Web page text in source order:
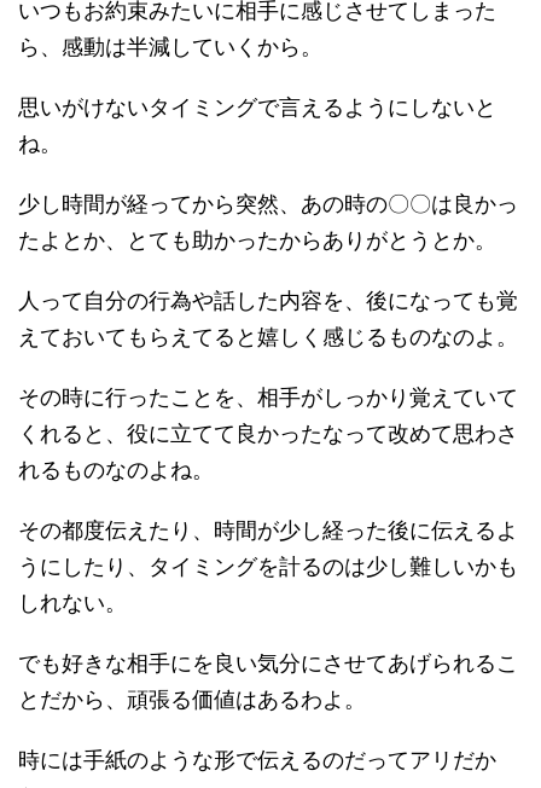
いつもお約束みたいに相手に感じさせてしまった
ら、感動は半減していくから。
思いがけないタイミングで言えるようにしないと
ね。
少し時間が経ってから突然、あの時の〇〇は良かっ
たよとか、とても助かったからありがとうとか。
人って自分の行為や話した内容を、後になっても覚
えておいてもらえてると嬉しく感じるものなのよ。
その時に行ったことを、相手がしっかり覚えていて
くれると、役に立てて良かったなって改めて思わさ
れるものなのよね。
その都度伝えたり、時間が少し経った後に伝えるよ
うにしたり、タイミングを計るのは少し難しいかも
しれない。
でも好きな相手にを良い気分にさせてあげられるこ
とだから、頑張る価値はあるわよ。
時には手紙のような形で伝えるのだってアリだか